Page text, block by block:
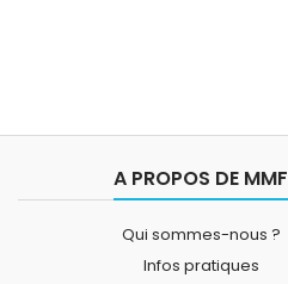
A PROPOS DE MMF
Qui sommes-nous ?
Infos pratiques